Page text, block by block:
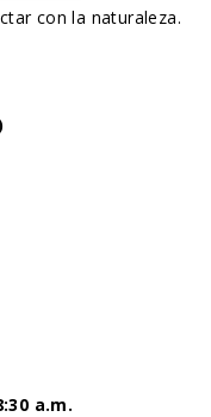
con la naturaleza.
a.m.